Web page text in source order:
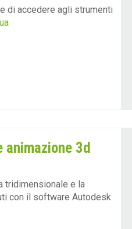
di accedere agli strumenti
animazione 3d
tridimensionale e la
con il software Autodesk